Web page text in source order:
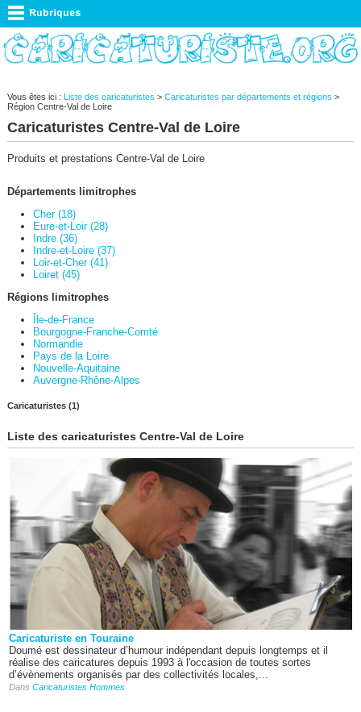
Vous êtes ici : Liste des caricaturistes > Caricaturistes par départements et régions >
Région Centre-Val de Loire
Caricaturistes Centre-Val de Loire
Produits et prestations Centre-Val de Loire
Départements limitrophes
Cher (18)
Eure-et-Loir (28)
Indre (36)
Indre-et-Loire (37)
Loir-et-Cher (41)
Loiret (45)
Régions limitrophes
Île-de-France
Bourgogne-Franche-Comté
Normandie
Pays de la Loire
Nouvelle-Aquitaine
Auvergne-Rhône-Alpes
Caricaturistes (1)
Liste des caricaturistes Centre-Val de Loire
Caricaturiste en Touraine
Doumé est dessinateur d’humour indépendant depuis longtemps et il
réalise des caricatures depuis 1993 à l'occasion de toutes sortes
d’évènements organisés par des collectivités locales,...
Dans Caricaturistes Hommes